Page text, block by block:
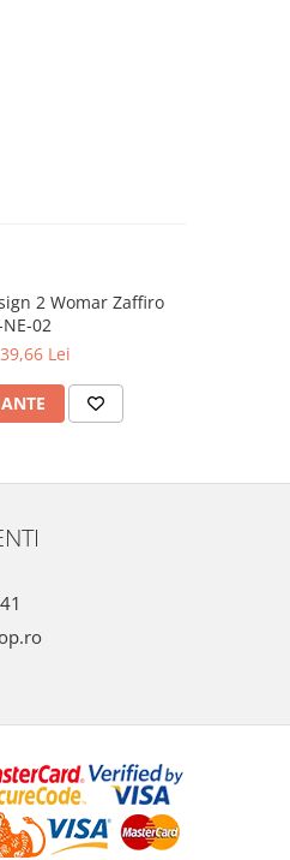
2 Womar Zaffiro
02
Lei